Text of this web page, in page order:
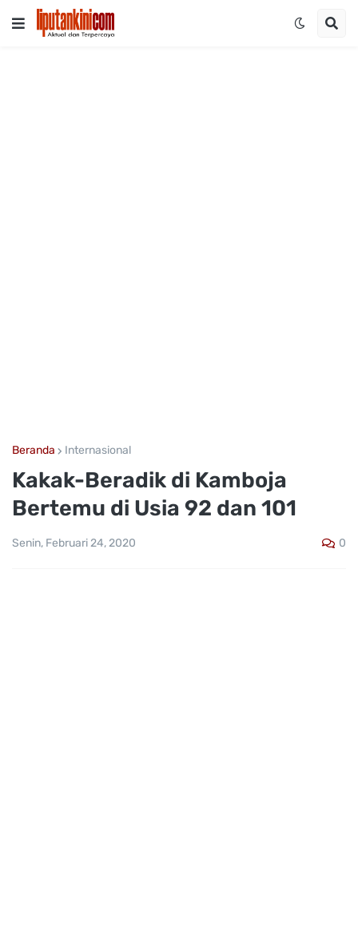
Beranda Internasional
Kakak-Beradik di Kamboja
Bertemu di Usia 92 dan 101
Senin, Februari 24, 2020 0